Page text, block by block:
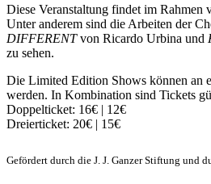
Diese Veranstaltung findet im Rahmen
Unter anderem sind die Arbeiten der
DIFFERENTvon Ricardo Urbina und
zu sehen.
Die Limited Edition Shows können an
werden. In Kombination sind Tickets
Doppelticket: 16€ | 12€
Dreierticket: 20€ | 15€
Gefördert durch die J. J. Ganzer Stiftung und